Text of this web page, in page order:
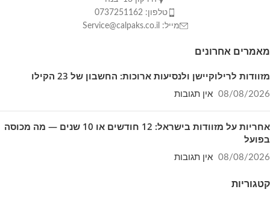
טלפון: 0737251162
מייל: Service@calpaks.co.il
מאמרים אחרונים
מזוודות לרילוקיישן ולנסיעות ארוכות: החשבון של 23 הקילו
08/08/2026 אין תגובות
אחריות על מזוודות בישראל: 12 חודשים או 10 שנים — מה מכוסה
בפועל
08/08/2026 אין תגובות
קטגוריות